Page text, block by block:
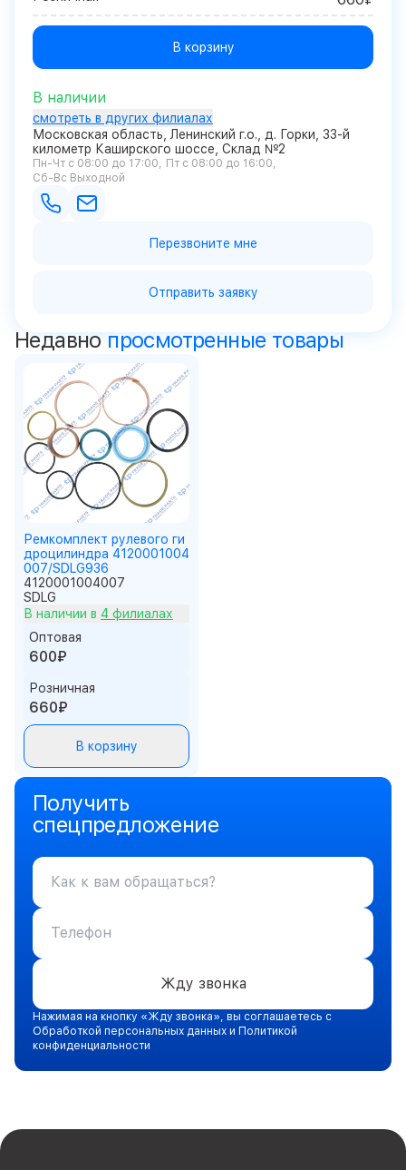
В корзину
В наличии
смотреть в других филиалах
Московская область, Ленинский г.о., д. Горки, 33-й
километр Каширского шоссе, Склад №2
Пн-Чт с 08:00 до 17:00
Пт с 08:00 до 16:00
Сб-Вс Выходной
Перезвоните мне
Отправить заявку
Недавно просмотренные товары
Ремкомплект рулевого ги
дроцилиндра 4120001004
007/SDLG936
4120001004007
SDLG
В наличии в 4 филиалах
Оптовая
600₽
Розничная
660₽
В корзину
Получить
спецпредложение
Жду звонка
Нажимая на кнопку «Жду звонка», вы соглашаетесь с
Обработкой персональных данных и Политикой
конфиденциальности